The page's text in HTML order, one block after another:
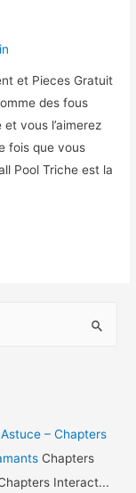
et Pieces Gratuit
des fous
vous l’aimerez
fois que vous
Pool Triche est la
– Chapters
Chapters
Interact...